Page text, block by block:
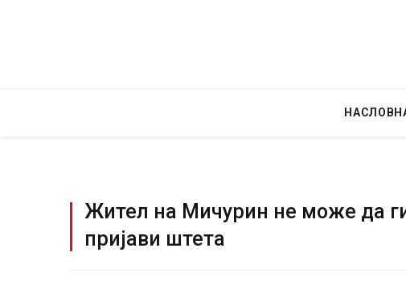
Жител на Мичурин не може да
пријави штета
Уште двајца починаа од повредите во ресторан